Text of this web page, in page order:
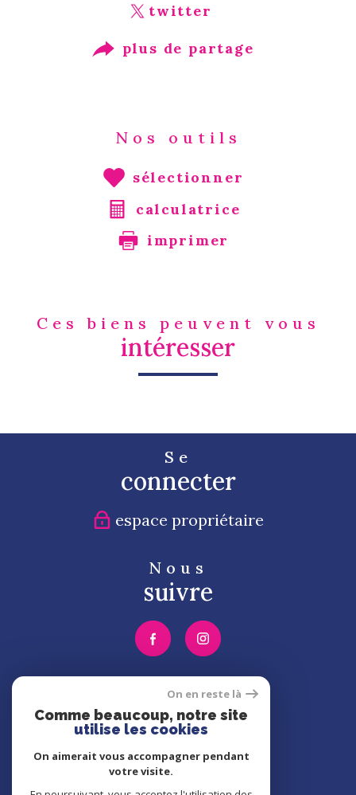
twitter
plus de partage
Nos outils
sélectionner
calculatrice
imprimer
Ces biens peuvent vous
intéresser
Se
connecter
espace propriétaire
Nous
suivre
Nous
adhérons
On en reste là
Comme beaucoup, notre site
utilise les cookies
On aimerait vous accompagner pendant
votre visite.